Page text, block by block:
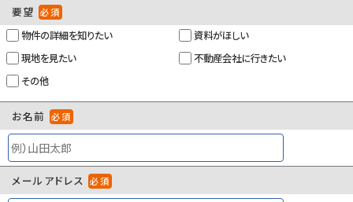
×
総戸数
現況
賃貸区分
一般
取引態様
専任媒介
管理コード
情報更新日
要望 必須
物件の詳細を知りたい
資料がほしい
現地を見たい
不動産会社に行きたい
その他
お名前 必須
メールアドレス 必須